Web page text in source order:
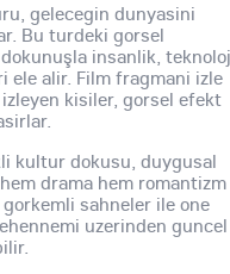
gelecegin dunyasini
Bu turdeki gorsel
insanlik,
ele alir. Film fragmani izle
kisiler, gorsel efekt
kultur dokusu, duygusal
drama hem romantizm
sahneler ile one
uzerinden guncel